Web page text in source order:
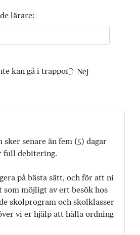
lärare:
kan gå i trappor? Nej
sker senare än fem (5) dagar
full debitering.
på bästa sätt, och för att ni
som möjligt av ert besök hos
skolprogram och skolklasser
vi er hjälp att hålla ordning